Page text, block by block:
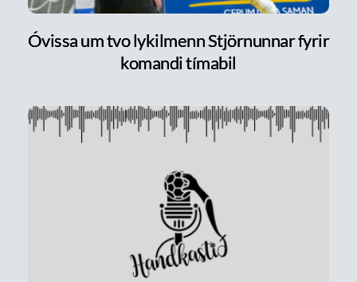
Óvissa um tvo lykilmenn Stjörnunnar fyrir
komandi tímabil